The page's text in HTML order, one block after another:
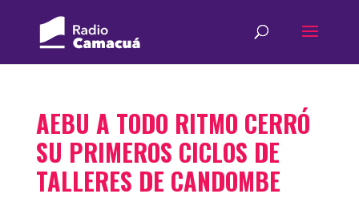
AEBU A TODO RITMO CERRÓ
SU PRIMEROS CICLOS DE
TALLERES DE CANDOMBE